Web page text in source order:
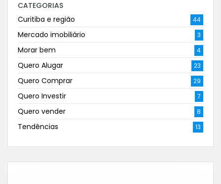
CATEGORIAS
Curitiba e região
44
Mercado imobiliário 3
Morar bem 4
Quero Alugar 23
Quero Comprar 29
Quero Investir 7
Quero vender 8
Tendências 13